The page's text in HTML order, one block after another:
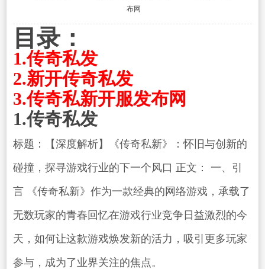
布网
目录：
1.传奇私发
2.新开传奇私发
3.传奇私新开服发布网
1.传奇私发
标题：【深度解析】《传奇私新》：怀旧与创新的
碰撞，探寻游戏行业的下一个风口 正文： 一、引
言 《传奇私新》作为一款经典的网络游戏，承载了
无数玩家的青春回忆在游戏行业竞争日益激烈的今
天，如何让这款游戏焕发新的活力，吸引更多玩家
参与，成为了业界关注的焦点。